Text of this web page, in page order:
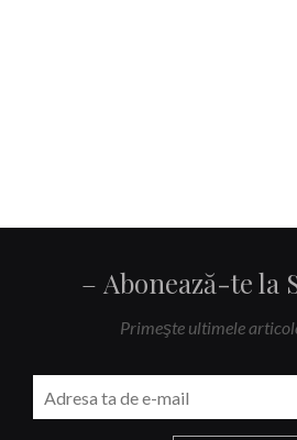
Abonează-te la
Primeşte ultimele